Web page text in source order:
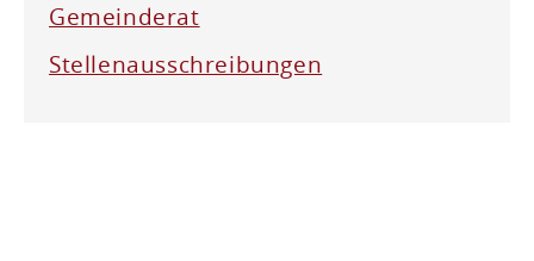
Gemeinderat
Stellenausschreibungen